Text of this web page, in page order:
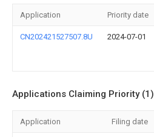
Application Priority date
CN202421527507.8U 2024-07-01
Applications Claiming Priority (1)
Application Filing date